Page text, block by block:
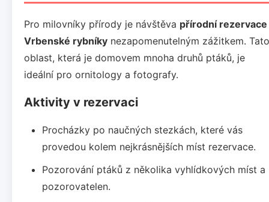
Pro milovníky přírody je návštěva přírodní rezervace
Vrbenské rybníky nezapomenutelným zážitkem. Tato
oblast, která je domovem mnoha druhů ptáků, je
ideální pro ornitology a fotografy.
Aktivity v rezervaci
Procházky po naučných stezkách, které vás
provedou kolem nejkrásnějších míst rezervace.
Pozorování ptáků z několika vyhlídkových míst a
pozorovatelen.